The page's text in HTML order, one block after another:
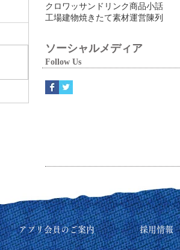
クロワッサン ドリンク商品小話
工場建物焼きたて素材運営陳列
ソーシャルメディア
Follow Us
アプリ会員のご案内 採用情報